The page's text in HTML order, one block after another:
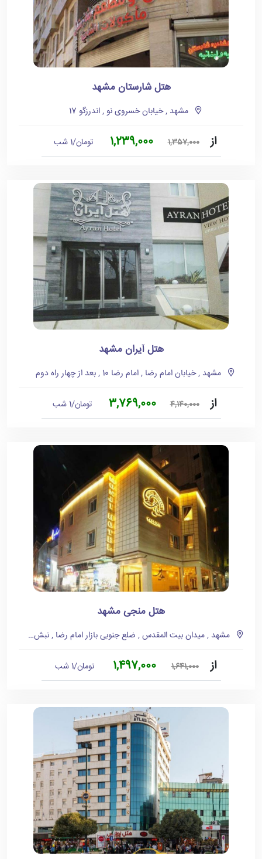
هتل شارستان مشهد
مشهد , خیابان خسروی نو , اندرزگو 17
از 1,357,000
1,239,000 تومان/1 شب
هتل آیران مشهد
مشهد , خیابان امام رضا , امام رضا 10 , بعد از چهار راه دوم
از 4,140,000
3,769,000 تومان/1 شب
هتل منجی مشهد
مشهد , میدان بیت المقدس , ضلع جنوبی بازار امام رضا , نبش شیخ طوسی 9
از 1,641,000
1,497,000 تومان/1 شب